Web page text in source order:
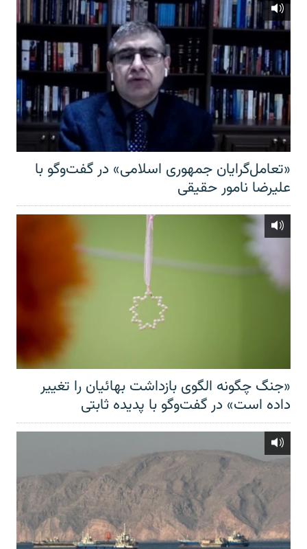
«تعامل‌گرایان جمهوری اسلامی» در گفت‌وگو با
علیرضا نامور حقیقی
«جنگ چگونه الگوی بازداشت بهائیان را تغییر
داده است» در گفت‌وگو با پدیده ثابتی